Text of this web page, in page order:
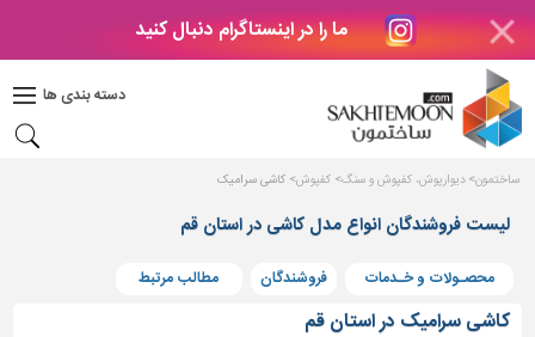
ما را در اینستاگرام دنبال کنید
دسته بندی ها
دکوراسیون
بتن
های
بتنی
و
پنجره
ساختمون دیوارپوش، کفپوش و سنگ کفپوش کاشی سرامیک
لیست فروشندگان انواع مدل کاشی در استان قم
محصـولات و خـدمات فروشندگان مطالب مرتبط
کاشی سرامیک در استان قم